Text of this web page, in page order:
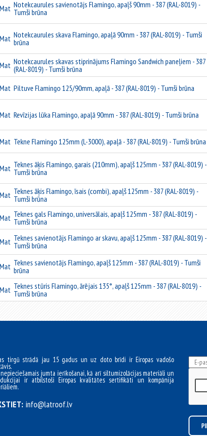
Notekcaurules savienotājs Flamingo, apaļš 90mm - 387 (RAL-8019) -
Tumši brūna
Notekcaurules skava Flamingo, apaļā 90mm - 387 (RAL-8019) - Tumši
brūna
Notekcaurules skavas stiprinājums Flamingo Sandwich paneļiem - 387
(RAL-8019) - Tumši brūna
Piltuve Flamingo 125/90mm, apaļā - 387 (RAL-8019) - Tumši brūna
Revīzijas lūka Flamingo, apaļā 90mm - 387 (RAL-8019) - Tumši brūna
Tekne Flamingo 125mm (L-3000), apaļā - 387 (RAL-8019) - Tumši brūna
Teknes āķis Flamingo, garais (210mm), apaļš 125mm - 387 (RAL-8019) -
Tumši brūna
Teknes āķis Flamingo, īsais (combi), apaļš 125mm - 387 (RAL-8019) -
Tumši brūna
Teknes gals Flamingo, universālais, apaļš 125mm - 387 (RAL-8019) -
Tumši brūna
Teknes savienotājs Flamingo ar skavu, apaļš 125mm - 387 (RAL-8019) -
Tumši brūna
Teknes savienotājs Flamingo, apaļš 125mm - 387 (RAL-8019) - Tumši
brūna
Teknes stūris Flamingo, ārējais 135°, apaļš 125mm - 387 (RAL-8019) -
Tumši brūna
tirgū strādā jau 15 gadus un uz doto brīdi ir Eiropas vadošo
jumta ierīkošanai, kā arī siltumizolācijas materiāli un
ir atbilstoši Eiropas kvalitātes sertifikāti un kompānija
info@latroof.lv